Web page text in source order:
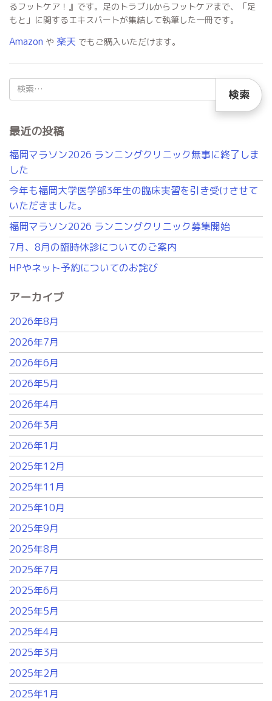
るフットケア！』です。足のトラブルからフットケアまで、「足
もと」に関するエキスパートが集結して執筆した一冊です。
Amazon や 楽天 でもご購入いただけます。
検
索:
最近の投稿
福岡マラソン2026 ランニングクリニック無事に終了しま
した
今年も福岡大学医学部3年生の臨床実習を引き受けさせて
いただきました。
福岡マラソン2026 ランニングクリニック募集開始
7月、8月の臨時休診についてのご案内
HPやネット予約についてのお詫び
アーカイブ
2026年8月
2026年7月
2026年6月
2026年5月
2026年4月
2026年3月
2026年1月
2025年12月
2025年11月
2025年10月
2025年9月
2025年8月
2025年7月
2025年6月
2025年5月
2025年4月
2025年3月
2025年2月
2025年1月